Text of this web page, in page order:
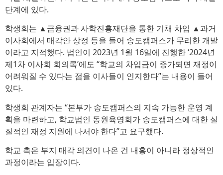
단계에 있다.
학생회는 ▲금융권과 사학진흥재단을 통한 기채 차입 ▲과거
이사회에서 매각안 상정 등을 들어 송도캠퍼스가 무리한 개발
이라고 지적했다. 법인이 2023년 1월 16일에 진행한 ‘2024년
제1차 이사회 회의록’에도 “학교의 차입금이 증가되면 재정이
어려워질 수 있다는 점을 이사들이 인지한다”는 내용이 들어
있다.
학생회 관계자는 “본부가 송도캠퍼스의 지속 가능한 운영 계
획을 마련하고, 학교법인 동원육영회가 송도캠퍼스에 대한 실
질적인 재정 지원에 나서야 한다”고 요구했다.
학교 측은 부지 매각 의견이 나온 건 내홍이 아니라 정상적인
과정이라는 입장이다.